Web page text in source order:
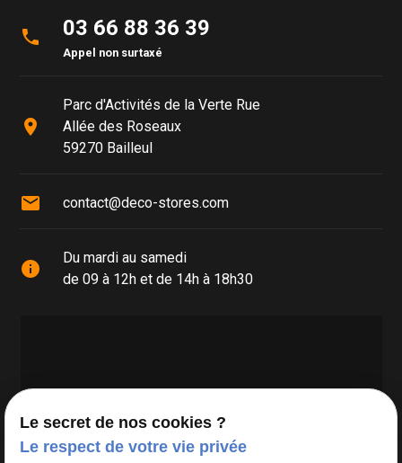
phone 03 66 88 36 39
Appel non surtaxé
place
Parc d'Activités de la Verte Rue
Allée des Roseaux
59270 Bailleul
mail contact@deco-stores.com
info
Du mardi au samedi
de 09 à 12h et de 14h à 18h30
Google Maps Search API est désactivé.
Le secret de nos cookies ?
Le respect de votre vie privée